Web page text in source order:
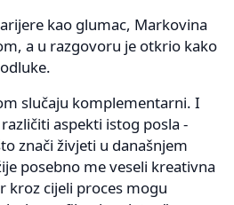
kao glumac, Markovina
a u razgovoru je otkrio kako
slučaju komplementarni. I
aspekti istog posla -
znači živjeti u današnjem
posebno me veseli kreativna
kroz cijeli proces mogu